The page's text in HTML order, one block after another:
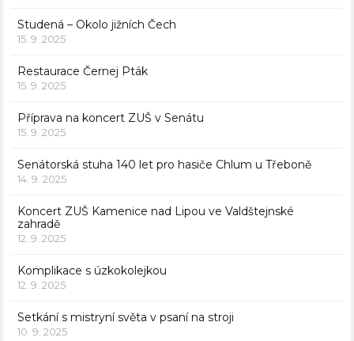
Studená – Okolo jižních Čech
15. 9. 2025
Restaurace Černej Pták
15. 9. 2025
Příprava na koncert ZUŠ v Senátu
15. 9. 2025
Senátorská stuha 140 let pro hasiče Chlum u Třeboně
14. 9. 2025
Koncert ZUŠ Kamenice nad Lipou ve Valdštejnské
zahradě
12. 9. 2025
Komplikace s úzkokolejkou
12. 9. 2025
Setkání s mistryní světa v psaní na stroji
10. 9. 2025